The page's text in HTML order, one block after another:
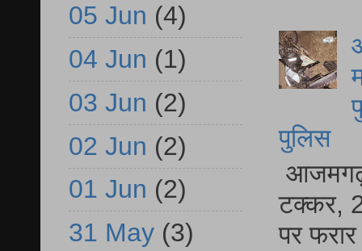
पुलिस
आजमगढ़
टक्कर,
पर
05 Jun (4)
04 Jun (1)
03 Jun (2)
02 Jun (2)
01 Jun (2)
31 May (3)